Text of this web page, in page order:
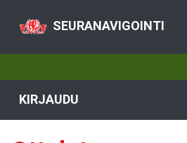
SEURANAVIGOINTI
KIRJAUDU